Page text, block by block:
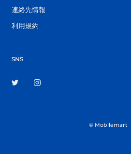
連絡先情報
利用規約
SNS
© Mobilemart